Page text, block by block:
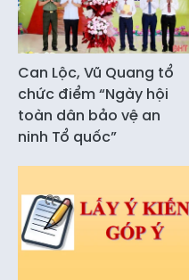
Can Lộc, Vũ Quang tổ
chức điểm “Ngày hội
toàn dân bảo vệ an
ninh Tổ quốc”